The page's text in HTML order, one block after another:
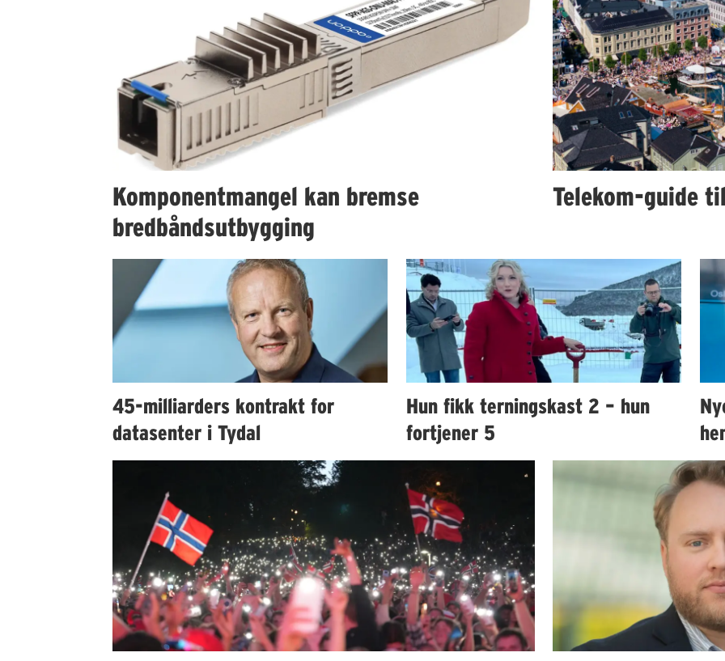
Komponentmangel kan bremse
bredbåndsutbygging
Telekom-guide
45-milliarders kontrakt for
datasenter i Tydal
Hun fikk terningskast 2 – hun
fortjener 5